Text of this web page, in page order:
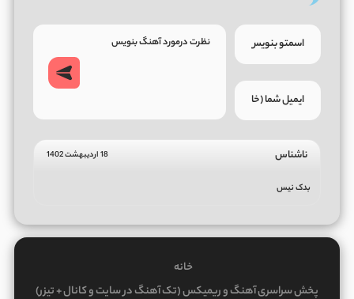
ناشناس 18 اردیبهشت 1402
بدک نیس
خانه
پخش سراسری آهنگ و ریمیکس (تک آهنگ در سایت و کانال + تیزر)